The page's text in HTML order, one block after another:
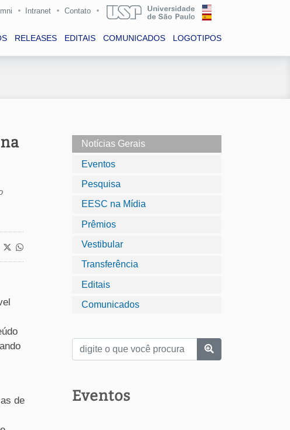
Intranet Contato
RELEASES EDITAIS COMUNICADOS LOGOTIPOS
de
Notícias Gerais
Eventos
Pesquisa
EESC na Mídia
Prêmios
Vestibular
Transferência
Editais
Comunicados
Eventos